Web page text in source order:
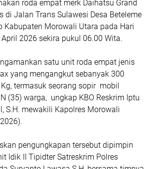
roda empat merk Daihatsu Grand
di Jalan Trans Sulawesi Desa Beteleme
Kabupaten Morowali Utara pada Hari
2026 sekira pukul 06.00 Wita.
satu unit roda empat jenis
yang mengangkut sebanyak 300
termasuk seorang sopir mobil
(35) warga, ungkap KBO Reskrim Iptu
S.H. mewakili Kapolres Morowali
pengungkapan tersebut dipimpin
Idik II Tipidter Satreskrim Polres